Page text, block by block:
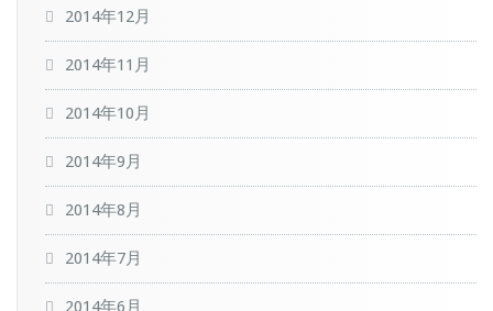
2014年12月
2014年11月
2014年10月
2014年9月
2014年8月
2014年7月
2014年6月